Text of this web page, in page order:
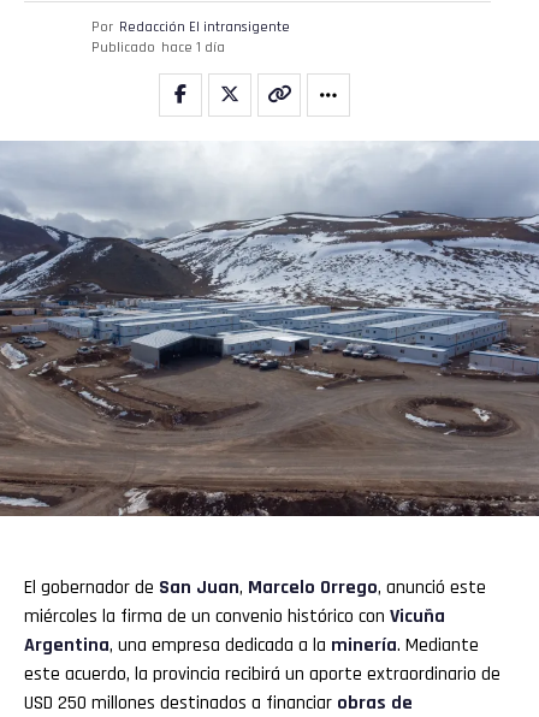
Por Redacción El intransigente
Publicado hace 1 día
El gobernador de San Juan, Marcelo Orrego, anunció este
miércoles la firma de un convenio histórico con Vicuña
Argentina, una empresa dedicada a la minería. Mediante
este acuerdo, la provincia recibirá un aporte extraordinario de
USD 250 millones destinados a financiar obras de